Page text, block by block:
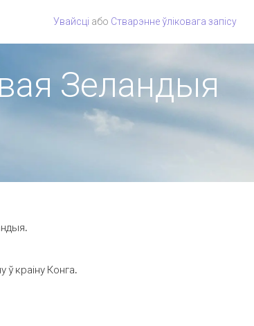
Увайсці або Стварэнне ўліковага запісу
Зеландыя
краіну Конга.